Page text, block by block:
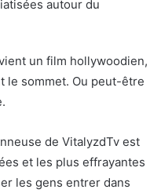
autour du
un film hollywoodien,
le sommet. Ou peut-être
de VitalyzdTv est
et les plus effrayantes
les gens entrer dans